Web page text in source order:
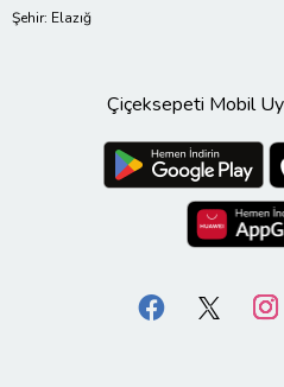
Şehir: Elazığ
Çiçeksepeti Mobil